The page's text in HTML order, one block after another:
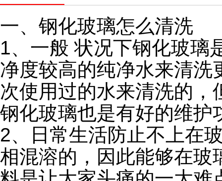
一、钢化玻璃怎么清洗
1、一般 状况下钢化玻璃
净度较高的纯净水来清洗
次使用过的水来清洗的
钢化玻璃也是有好的维护
2、日常生活防止不上在
相混溶的，因此能够在玻